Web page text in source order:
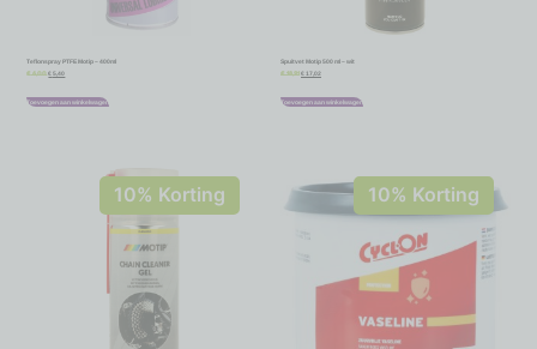
Teflonspray PTFE Motip – 400ml
€6,00 € 5,40
Toevoegen aan winkelwagen
Spuitvet Motip 500 ml – wit
€ 18,91 € 17,02
Toevoegen aan winkelwagen
10% Korting 10% Korting